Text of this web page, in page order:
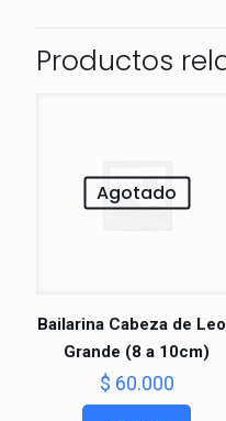
Productos
Agotado
Bailarina Cabeza de
Grande (8 a 10cm)
$ 60.000